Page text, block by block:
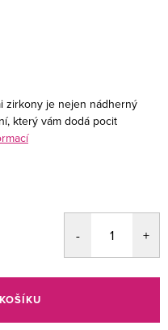
zirkony je nejen nádherný
který vám dodá pocit